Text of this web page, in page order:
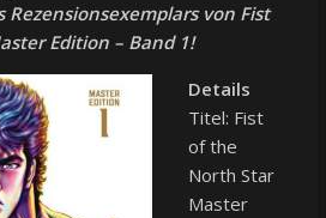
von Fist
Edition – Band 1!
Details
Titel: Fist
of the
North Star
Master